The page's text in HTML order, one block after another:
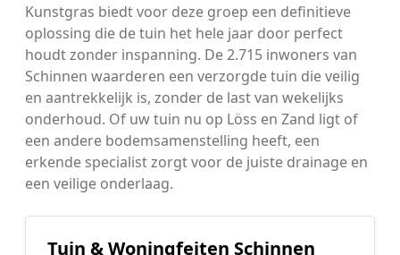
Kunstgras biedt voor deze groep een definitieve
oplossing die de tuin het hele jaar door perfect
houdt zonder inspanning. De 2.715 inwoners van
Schinnen waarderen een verzorgde tuin die veilig
en aantrekkelijk is, zonder de last van wekelijks
onderhoud. Of uw tuin nu op Löss en Zand ligt of
een andere bodemsamenstelling heeft, een
erkende specialist zorgt voor de juiste drainage en
een veilige onderlaag.
Tuin & Woningfeiten Schinnen